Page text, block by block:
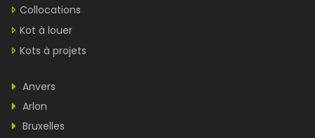
Collocations
Kot à louer
Kots à projets
Anvers
Arlon
Bruxelles